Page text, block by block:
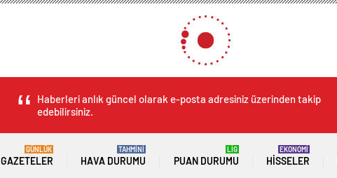
Haberleri anlık güncel olarak e-posta adresiniz üzerinden takip
edebilirsiniz.
GAZETELER
GÜNLÜK
HAVA DURUMU
TAHMİNİ
PUAN DURUMU
LİG
HISSELER
EKONOMİ